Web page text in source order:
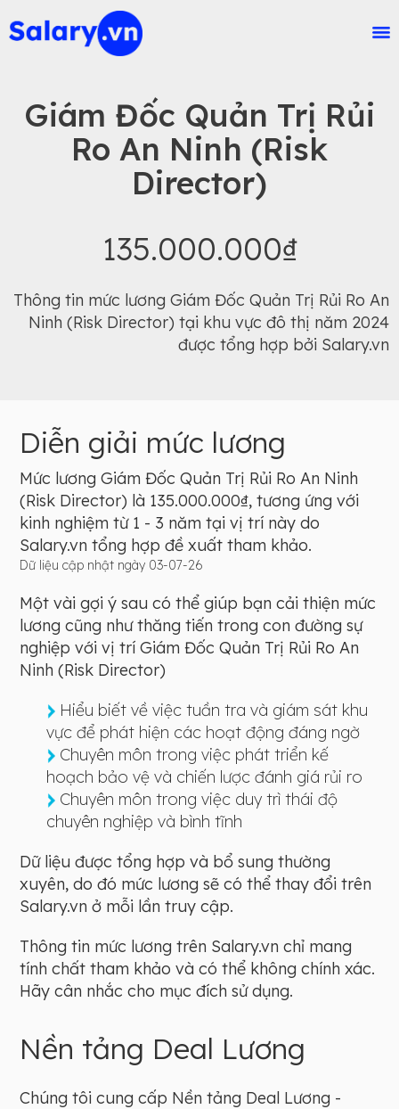
Giám Đốc Quản Trị Rủi
Ro An Ninh (Risk
Director)
135.000.000₫
Thông tin mức lương Giám Đốc Quản Trị Rủi Ro An
Ninh (Risk Director) tại khu vực đô thị năm 2024
được tổng hợp bởi Salary.vn
Diễn giải mức lương
Mức lương Giám Đốc Quản Trị Rủi Ro An Ninh
(Risk Director) là 135.000.000₫, tương ứng với
kinh nghiệm từ 1 - 3 năm tại vị trí này do
Salary.vn tổng hợp đề xuất tham khảo.
Dữ liệu cập nhật ngày 03-07-26
Một vài gợi ý sau có thể giúp bạn cải thiện mức
lương cũng như thăng tiến trong con đường sự
nghiệp với vị trí Giám Đốc Quản Trị Rủi Ro An
Ninh (Risk Director)
Hiểu biết về việc tuần tra và giám sát khu
vực để phát hiện các hoạt động đáng ngờ
Chuyên môn trong việc phát triển kế
hoạch bảo vệ và chiến lược đánh giá rủi ro
Chuyên môn trong việc duy trì thái độ
chuyên nghiệp và bình tĩnh
Dữ liệu được tổng hợp và bổ sung thường
xuyên, do đó mức lương sẽ có thể thay đổi trên
Salary.vn ở mỗi lần truy cập.
Thông tin mức lương trên Salary.vn chỉ mang
tính chất tham khảo và có thể không chính xác.
Hãy cân nhắc cho mục đích sử dụng.
Nền tảng Deal Lương
Chúng tôi cung cấp Nền tảng Deal Lương -